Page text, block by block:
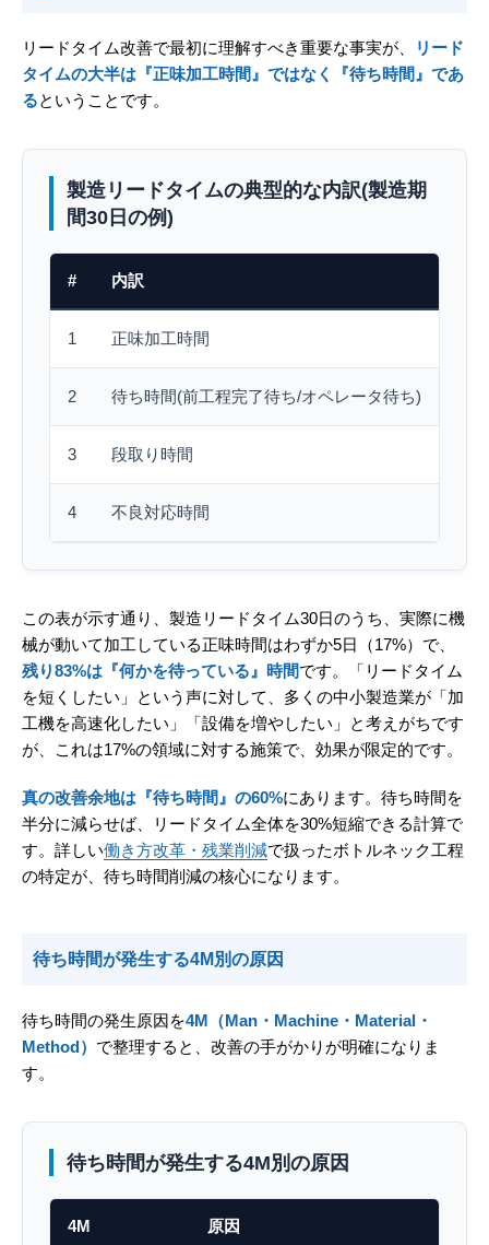
リードタイム改善で最初に理解すべき重要な事実が、
リード
タイムの大半は『正味加工時間』ではなく『待ち時間』であ
るということです。
製造リードタイムの典型的な内訳(製造期
間30日の例)
# 内訳
1 正味加工時間
2 待ち時間(前工程完了待ち/オペレータ待ち)
3 段取り時間
4 不良対応時間
この表が示す通り、製造リードタイム30日のうち、実際に機
械が動いて加工している正味時間はわずか5日（17%）で、
残り83%は『何かを待っている』時間です。「リードタイム
を短くしたい」という声に対して、多くの中小製造業が「加
工機を高速化したい」「設備を増やしたい」と考えがちです
が、これは17%の領域に対する施策で、効果が限定的です。
真の改善余地は『待ち時間』の60%にあります。待ち時間を
半分に減らせば、リードタイム全体を30%短縮できる計算で
す。詳しい働き方改革・残業削減で扱ったボトルネック工程
の特定が、待ち時間削減の核心になります。
待ち時間が発生する4M別の原因
待ち時間の発生原因を4M（Man・Machine・Material・
Method） で整理すると、改善の手がかりが明確になりま
す。
待ち時間が発生する4M別の原因
4M 原因